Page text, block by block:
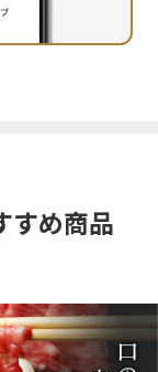
すめ商品